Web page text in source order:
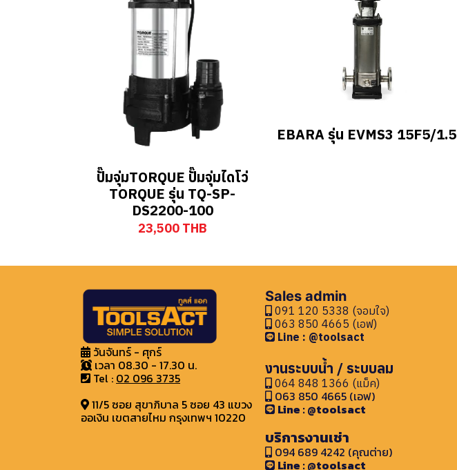
ปั๊มจุ่มTORQUE ปั๊มจุ่มไดโว่
TORQUE รุ่น TQ-SP-
DS2200-100
23,500 THB
EBARA รุ่น EVMS3 15F5/1.5
วันจันทร์ - ศุกร์
เวลา 08.30 - 17.30 น.
Tel : 02 096 3735
11/5 ซอย สุขาภิบาล 5 ซอย 43 แขวง
ออเงิน เขตสายไหม กรุงเทพฯ 10220
Sales admin
091 120 5338 (จอมใจ)
063 850 4665 (เอฟ)
Line : @toolsact
งานระบบน้ำ / ระบบลม
064 848 1366 (แม็ค)
063 850 4665 (เอฟ)
Line : @toolsact
บริการงานเช่า
094 689 4242 (คุณต่าย)
Line : @toolsact